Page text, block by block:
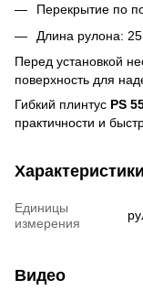
Перекрытие по
Длина рулона:
Перед установкой
поверхность для
Гибкий плинтус PS
практичности и
Характеристики
Единицы
измерения
Видео